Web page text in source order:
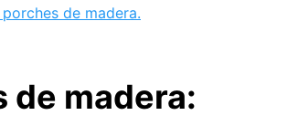
de madera.
de madera: